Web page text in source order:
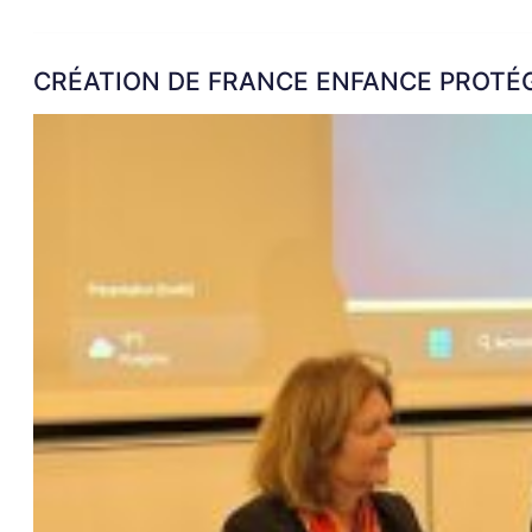
CRÉATION DE FRANCE ENFANCE